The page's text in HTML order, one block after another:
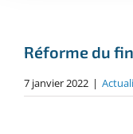
Réforme du
7 janvier 2022 |